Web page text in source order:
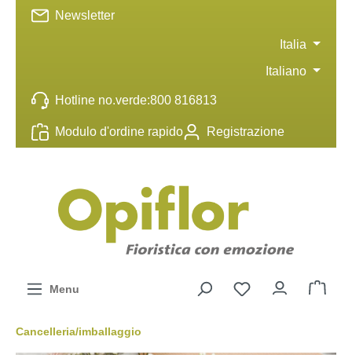
principale
Hotline no.verde:800 816813
Modulo d'ordine rapido Registrazione
Newsletter
Italia
Italiano
Menu
Cancelleria/imballaggio